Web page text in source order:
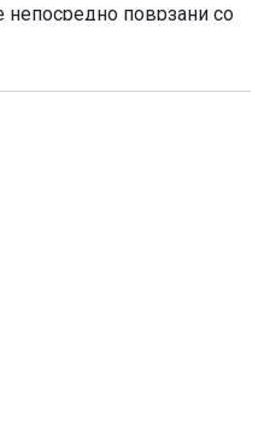
поврзани со
Павле, создавањето на
Македонија зазема